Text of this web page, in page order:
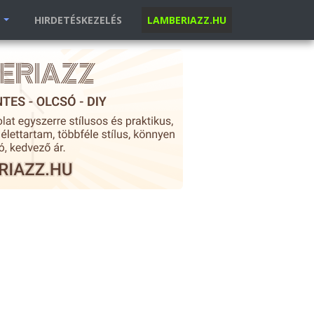
HIRDETÉSKEZELÉS LAMBERIAZZ.HU